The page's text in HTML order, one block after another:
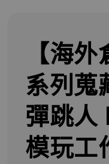
【海
系列蒐
彈跳人
模玩工